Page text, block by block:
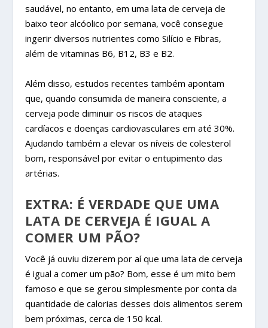
saudável, no entanto, em uma lata de cerveja de
baixo teor alcóolico por semana, você consegue
ingerir diversos nutrientes como Silício e Fibras,
além de vitaminas B6, B12, B3 e B2.
Além disso, estudos recentes também apontam
que, quando consumida de maneira consciente, a
cerveja pode diminuir os riscos de ataques
cardíacos e doenças cardiovasculares em até 30%.
Ajudando também a elevar os níveis de colesterol
bom, responsável por evitar o entupimento das
artérias.
EXTRA: É VERDADE QUE UMA
LATA DE CERVEJA É IGUAL A
COMER UM PÃO?
Você já ouviu dizerem por aí que uma lata de cerveja
é igual a comer um pão? Bom, esse é um mito bem
famoso e que se gerou simplesmente por conta da
quantidade de calorias desses dois alimentos serem
bem próximas, cerca de 150 kcal.